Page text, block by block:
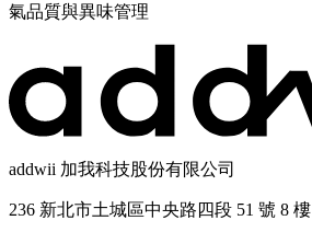
氣品質與異味管理
addwii 加我科技股份有限公司
236 新北市土城區中央路四段 51 號 8 樓